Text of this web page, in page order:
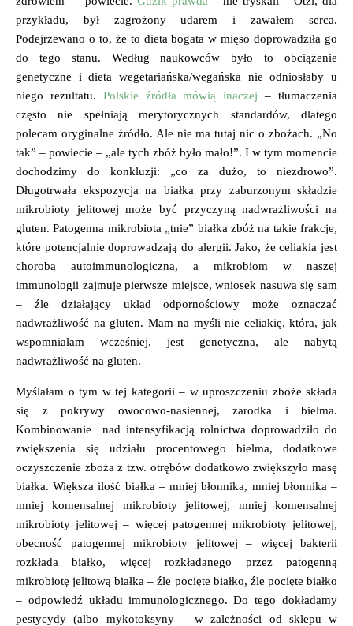
przykładu, był zagrożony udarem i zawałem serca.
Podejrzewano o to, że to dieta bogata w mięso doprowadziła go
do tego stanu. Według naukowców było to obciążenie
genetyczne i dieta wegetariańska/wegańska nie odniosłaby u
niego rezultatu. Polskie źródła mówią inaczej – tłumaczenia
często nie spełniają merytorycznych standardów, dlatego
polecam oryginalne źródło. Ale nie ma tutaj nic o zbożach. „No
tak” – powiecie – „ale tych zbóż było mało!”. I w tym momencie
dochodzimy do konkluzji: „co za dużo, to niezdrowo”.
Długotrwała ekspozycja na białka przy zaburzonym składzie
mikrobioty jelitowej może być przyczyną nadwrażliwości na
gluten. Patogenna mikrobiota „tnie” białka zbóż na takie frakcje,
które potencjalnie doprowadzają do alergii. Jako, że celiakia jest
chorobą autoimmunologiczną, a mikrobiom w naszej
immunologii zajmuje pierwsze miejsce, wniosek nasuwa się sam
– źle działający układ odpornościowy może oznaczać
nadwrażliwość na gluten. Mam na myśli nie celiakię, która, jak
wspomniałam wcześniej, jest genetyczna, ale nabytą
nadwrażliwość na gluten.
Myślałam o tym w tej kategorii – w uproszczeniu zboże składa
się z pokrywy owocowo-nasiennej, zarodka i bielma.
Kombinowanie nad intensyfikacją rolnictwa doprowadziło do
zwiększenia się udziału procentowego bielma, dodatkowe
oczyszczenie zboża z tzw. otrębów dodatkowo zwiększyło masę
białka. Większa ilość białka – mniej błonnika, mniej błonnika –
mniej komensalnej mikrobioty jelitowej, mniej komensalnej
mikrobioty jelitowej – więcej patogennej mikrobioty jelitowej,
obecność patogennej mikrobioty jelitowej – więcej bakterii
rozkłada białko, więcej rozkładanego przez patogenną
mikrobiotę jelitową białka – źle pocięte białko, źle pocięte białko
– odpowiedź układu immunologicznego. Do tego dokładamy
pestycydy (albo mykotoksyny – w zależności od sklepu w